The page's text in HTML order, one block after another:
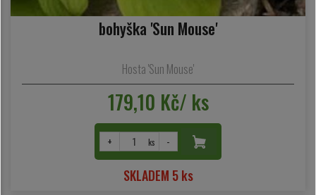
bohyška 'Sun Mouse'
Hosta 'Sun Mouse'
179,10 Kč/ ks
+ ks -
SKLADEM 5 ks